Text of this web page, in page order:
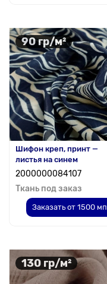
90 гр/м²
Шифон креп, принт —
листья на синем
2000000084107
Ткань под заказ
Заказать от 1500 мп
130 гр/м²